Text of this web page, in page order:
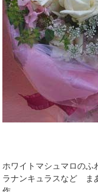
ホワイトマシュマロの
ラナンキュラスなど